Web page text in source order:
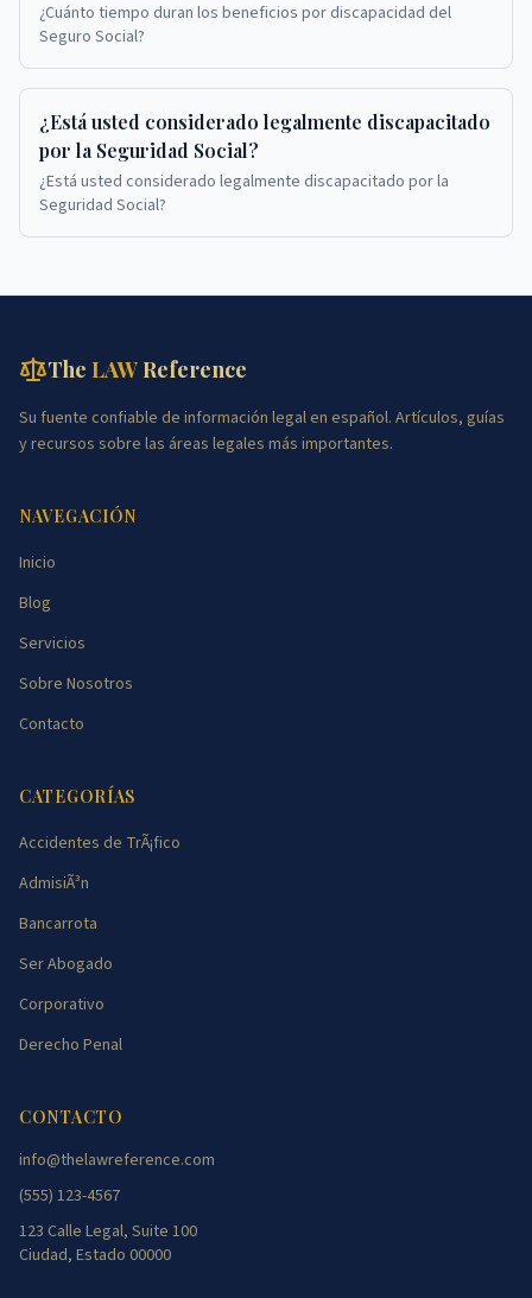
¿Cuánto tiempo duran los beneficios por discapacidad del
Seguro Social?
¿Está usted considerado legalmente discapacitado
por la Seguridad Social?
¿Está usted considerado legalmente discapacitado por la
Seguridad Social?
The LAWReference
Su fuente confiable de información legal en español. Artículos, guías
y recursos sobre las áreas legales más importantes.
NAVEGACIÓN
Inicio
Blog
Servicios
Sobre Nosotros
Contacto
CATEGORÍAS
Accidentes de TrÃ¡fico
AdmisiÃ³n
Bancarrota
Ser Abogado
Corporativo
Derecho Penal
CONTACTO
info@thelawreference.com
(555) 123-4567
123 Calle Legal, Suite 100
Ciudad, Estado 00000